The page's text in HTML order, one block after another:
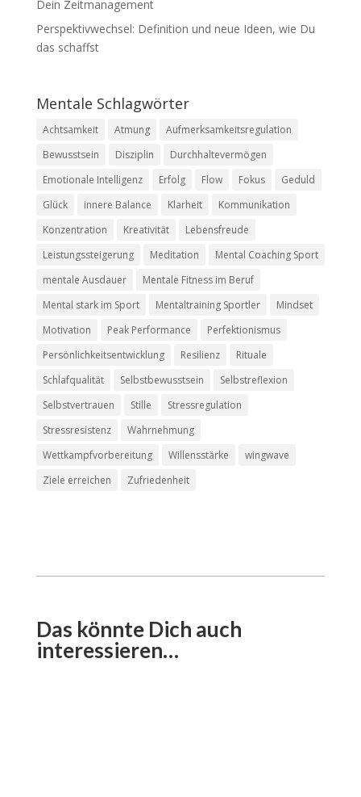
Dein Zeitmanagement
Perspektivwechsel: Definition und neue Ideen, wie Du
das schaffst
Mentale Schlagwörter
Achtsamkeit Atmung
Aufmerksamkeitsregulation
Bewusstsein
Disziplin
Durchhaltevermögen
Emotionale Intelligenz
Erfolg Flow Fokus
Geduld
Glück
innere Balance Klarheit
Kommunikation
Konzentration
Kreativität
Lebensfreude
Leistungssteigerung
Meditation
Mental Coaching Sport
mentale Ausdauer
Mentale Fitness im Beruf
Mental stark im Sport
Mentaltraining Sportler
Mindset
Motivation
Peak Performance
Perfektionismus
Persönlichkeitsentwicklung
Resilienz
Rituale
Schlafqualität
Selbstbewusstsein
Selbstreflexion
Selbstvertrauen
Stille
Stressregulation
Stressresistenz
Wahrnehmung
Wettkampfvorbereitung
Willensstärke
wingwave
Ziele erreichen
Zufriedenheit
Das könnte Dich auch
interessieren…